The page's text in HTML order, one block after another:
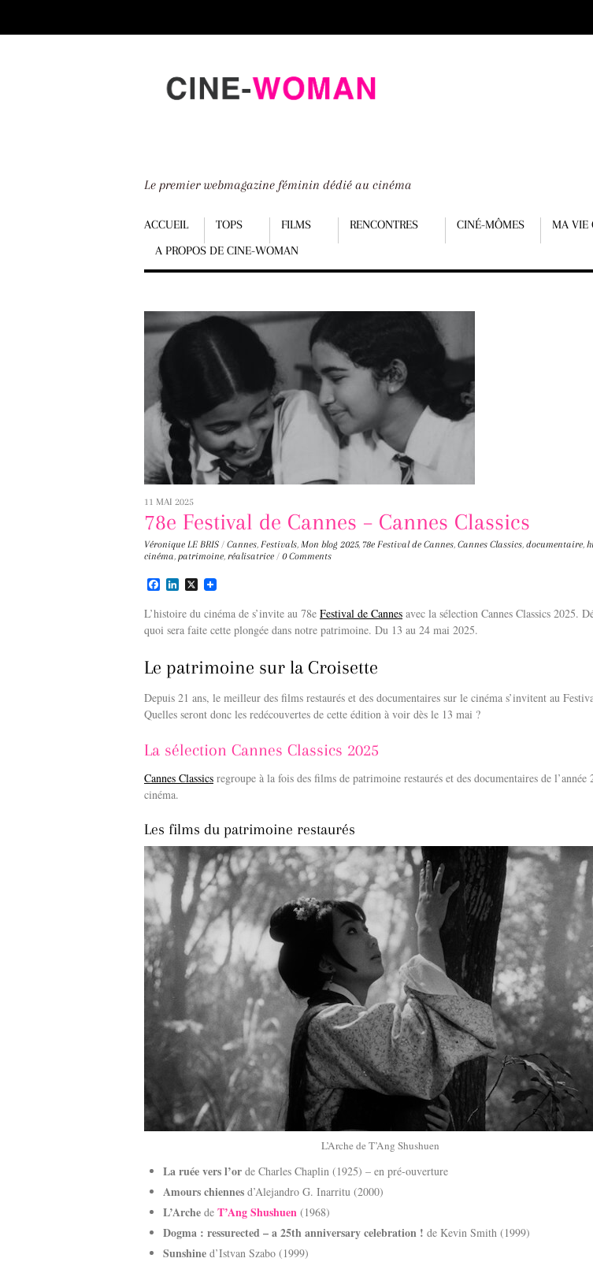
down
Le premier webmagazine féminin dédié au cinéma
Menu
ACCUEIL TOPS FILMS RENCONTRES CINÉ-MÔMES
MA VIE
A PROPOS DE CINE-WOMAN
Scroll
to
content
11 MAI 2025
78e Festival de Cannes – Cannes Classics
Véronique LE BRIS / Cannes, Festivals, Mon blog 2025, 78e Festival de Cannes, Cannes Classics, documentaire,
cinéma, patrimoine, réalisatrice / 0 Comments
F
c
e
b
k
L
n
k
e
n
X
L’histoire du cinéma de s’invite au 78e Festival de Cannes avec la sélection Cannes Classics 2025.
quoi sera faite cette plongée dans notre patrimoine. Du 13 au 24 mai 2025.
Le patrimoine sur la Croisette
Depuis 21 ans, le meilleur des films restaurés et des documentaires sur le cinéma s’invitent au
Quelles seront donc les redécouvertes de cette édition à voir dès le 13 mai ?
La sélection Cannes Classics 2025
Cannes Classics regroupe à la fois des films de patrimoine restaurés et des documentaires de l’année
cinéma.
Les films du patrimoine restaurés
L’Arche de T’Ang Shushuen
La ruée vers l’or de Charles Chaplin (1925) – en pré-ouverture
Amours chiennes d’Alejandro G. Inarritu (2000)
L’Arche de T’Ang Shushuen (1968)
Dogma : ressurected – a 25th anniversary celebration ! de Kevin Smith (1999)
Sunshine d’Istvan Szabo (1999)